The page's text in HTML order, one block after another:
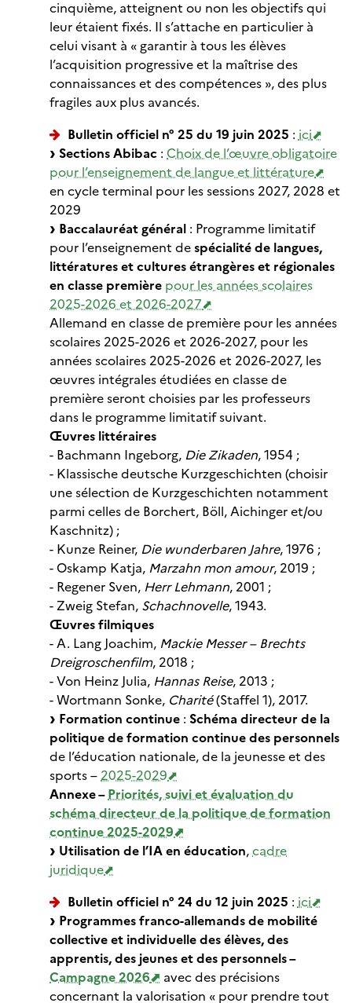
cinquième, atteignent ou non les objectifs qui
leur étaient fixés. Il s’attache en particulier à
celui visant à « garantir à tous les élèves
l’acquisition progressive et la maîtrise des
connaissances et des compétences », des plus
fragiles aux plus avancés.
Bulletin officiel n° 25 du 19 juin 2025 : ici
Sections Abibac : Choix de l’œuvre obligatoire
pour l’enseignement de langue et littérature
en cycle terminal pour les sessions 2027, 2028 et
2029
Baccalauréat général : Programme limitatif
pour l’enseignement de spécialité de langues,
littératures et cultures étrangères et régionales
en classe première pour les années scolaires
2025-2026 et 2026-2027
Allemand en classe de première pour les années
scolaires 2025-2026 et 2026-2027, pour les
années scolaires 2025-2026 et 2026-2027, les
œuvres intégrales étudiées en classe de
première seront choisies par les professeurs
dans le programme limitatif suivant.
Œuvres littéraires
- Bachmann Ingeborg, Die Zikaden, 1954 ;
- Klassische deutsche Kurzgeschichten (choisir
une sélection de Kurzgeschichten notamment
parmi celles de Borchert, Böll, Aichinger et/ou
Kaschnitz) ;
- Kunze Reiner, Die wunderbaren Jahre, 1976 ;
- Oskamp Katja, Marzahn mon amour, 2019 ;
- Regener Sven, Herr Lehmann, 2001 ;
- Zweig Stefan, Schachnovelle, 1943.
Œuvres filmiques
- A. Lang Joachim, Mackie Messer – Brechts
Dreigroschenfilm, 2018 ;
- Von Heinz Julia, Hannas Reise, 2013 ;
- Wortmann Sonke, Charité(Staffel 1), 2017.
Formation continue : Schéma directeur de la
politique de formation continue des personnels
de l’éducation nationale, de la jeunesse et des
sports – 2025-2029
Annexe – Priorités, suivi et évaluation du
schéma directeur de la politique de formation
continue 2025-2029
Utilisation de l’IA en éducation, cadre
juridique
Bulletin officiel n° 24 du 12 juin 2025 : ici
Programmes franco-allemands de mobilité
collective et individuelle des élèves, des
apprentis, des jeunes et des personnels –
Campagne 2026
avec des précisions
concernant la valorisation « pour prendre tout